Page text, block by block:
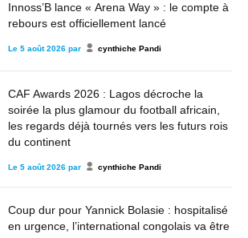
Innoss’B lance « Arena Way » : le compte à
rebours est officiellement lancé
Le 5 août 2026 par cynthiche Pandi
CAF Awards 2026 : Lagos décroche la
soirée la plus glamour du football africain,
les regards déjà tournés vers les futurs rois
du continent
Le 5 août 2026 par cynthiche Pandi
Coup dur pour Yannick Bolasie : hospitalisé
en urgence, l’international congolais va être